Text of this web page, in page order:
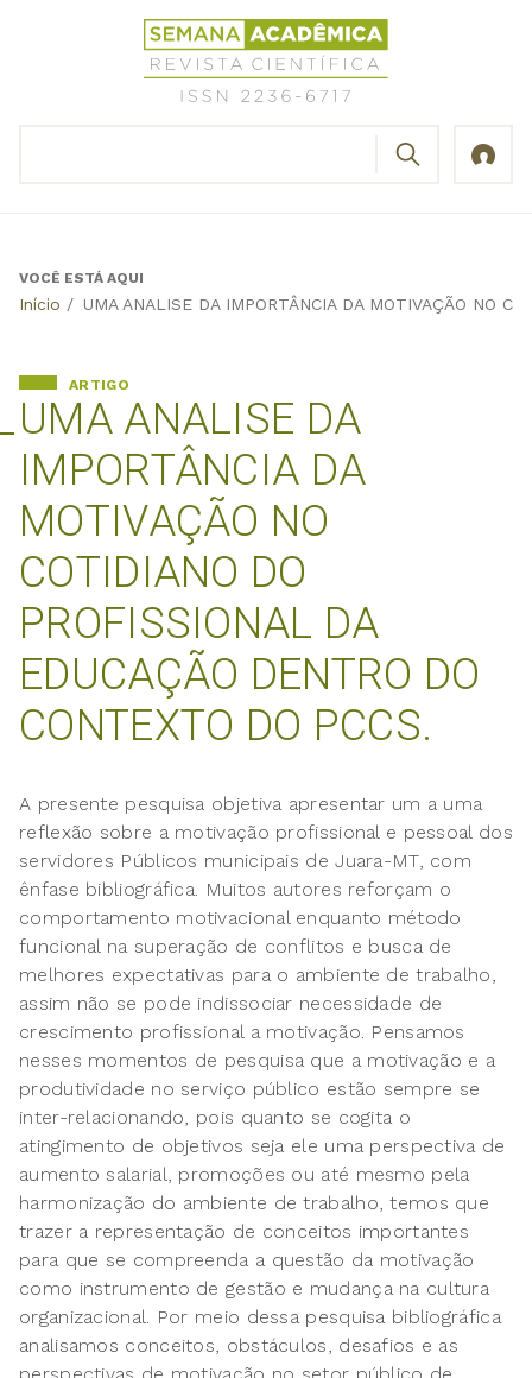
Revista
Científica
Semana
Back
VOCÊ ESTÁ AQUI
Início / UMA ANALISE DA IMPORTÂNCIA DA MOTIVAÇÃO NO
UMA ANALISE DA
IMPORTÂNCIA DA
MOTIVAÇÃO NO
COTIDIANO DO
PROFISSIONAL DA
EDUCAÇÃO DENTRO DO
CONTEXTO DO PCCS.
ARTIGO
A presente pesquisa objetiva apresentar um a uma
reflexão sobre a motivação profissional e pessoal dos
servidores Públicos municipais de Juara-MT, com
ênfase bibliográfica. Muitos autores reforçam o
comportamento motivacional enquanto método
funcional na superação de conflitos e busca de
melhores expectativas para o ambiente de trabalho,
assim não se pode indissociar necessidade de
crescimento profissional a motivação. Pensamos
nesses momentos de pesquisa que a motivação e a
produtividade no serviço público estão sempre se
inter-relacionando, pois quanto se cogita o
atingimento de objetivos seja ele uma perspectiva de
aumento salarial, promoções ou até mesmo pela
harmonização do ambiente de trabalho, temos que
trazer a representação de conceitos importantes
para que se compreenda a questão da motivação
como instrumento de gestão e mudança na cultura
organizacional. Por meio dessa pesquisa bibliográfica
analisamos conceitos, obstáculos, desafios e as